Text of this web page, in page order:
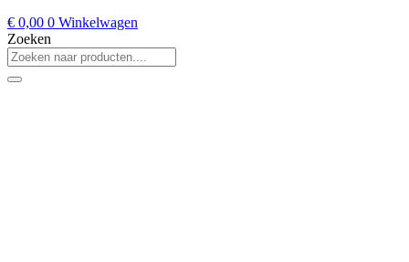
€ 0,00 0 Winkelwagen
Zoeken